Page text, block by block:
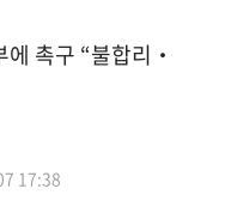
에 촉구 “불합리‧
17:38